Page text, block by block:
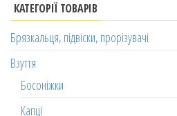
КАТЕГОРІЇ ТОВАРІВ
Брязкальця, підвіски, прорізувачі
Взуття
Босоніжки
Капці